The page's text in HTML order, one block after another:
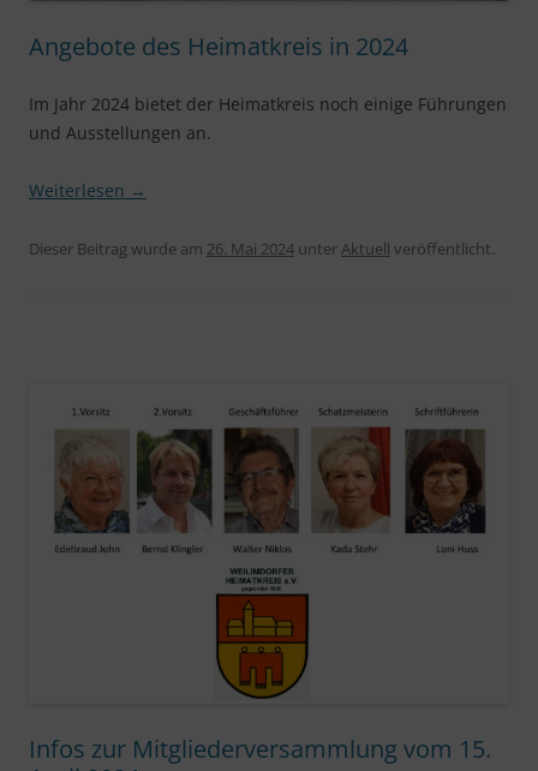
Angebote des Heimatkreis in 2024
Im Jahr 2024 bietet der Heimatkreis noch einige Führungen
und Ausstellungen an.
Weiterlesen →
Dieser Beitrag wurde am 26. Mai 2024 unterAktuell veröffentlicht.
Infos zur Mitgliederversammlung vom 15.